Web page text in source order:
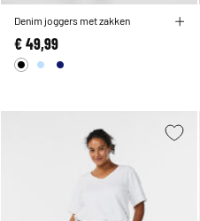
Denim joggers met zakken
€ 49,99